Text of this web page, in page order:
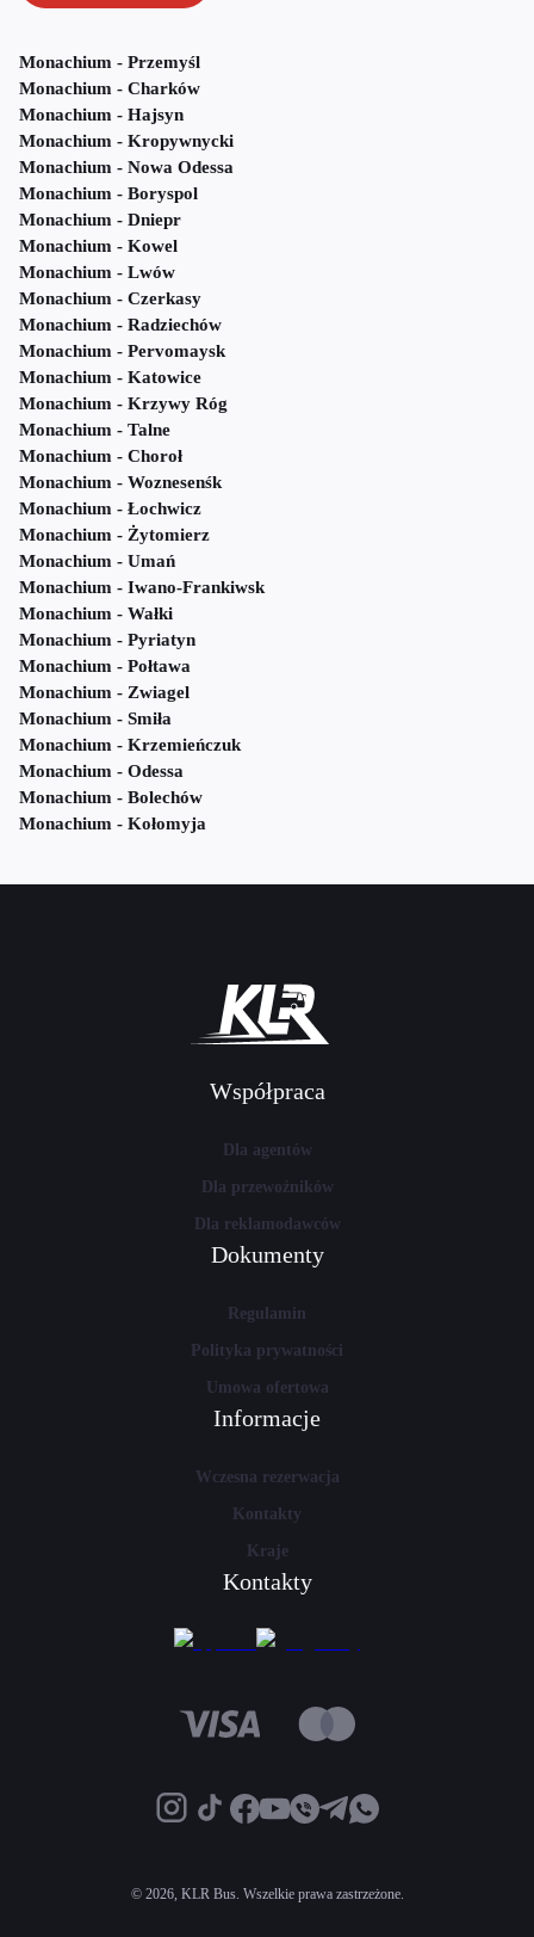
Monachium - Przemyśl
Monachium - Charków
Monachium - Hajsyn
Monachium - Kropywnycki
Monachium - Nowa Odessa
Monachium - Boryspol
Monachium - Dniepr
Monachium - Kowel
Monachium - Lwów
Monachium - Czerkasy
Monachium - Radziechów
Monachium - Pervomaysk
Monachium - Katowice
Monachium - Krzywy Róg
Monachium - Talne
Monachium - Choroł
Monachium - Woznesenśk
Monachium - Łochwicz
Monachium - Żytomierz
Monachium - Umań
Monachium - Iwano-Frankiwsk
Monachium - Wałki
Monachium - Pyriatyn
Monachium - Połtawa
Monachium - Zwiagel
Monachium - Smiła
Monachium - Krzemieńczuk
Monachium - Odessa
Monachium - Bolechów
Monachium - Kołomyja
Współpraca
Dla agentów
Dla przewoźników
Dla reklamodawców
Dokumenty
Regulamin
Polityka prywatności
Umowa ofertowa
Informacje
Wczesna rezerwacja
Kontakty
Kraje
Kontakty
© 2026, KLR Bus. Wszelkie prawa zastrzeżone.